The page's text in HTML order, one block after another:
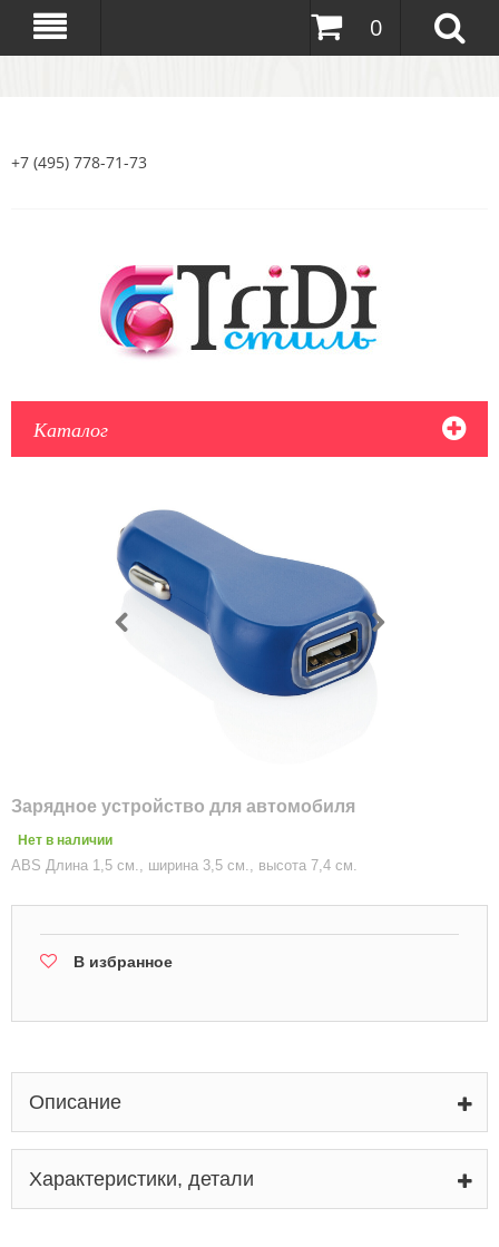
0
+7 (495) 778-71-73
Каталог
Зарядное устройство для автомобиля
Нет в наличии
ABS Длина 1,5 см., ширина 3,5 см., высота 7,4 см.
В избранное
Описание
Характеристики, детали